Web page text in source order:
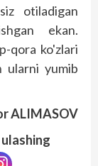
otiladigan
ekan.
qora ko'zlari
ularni yumib
ALIMASOV